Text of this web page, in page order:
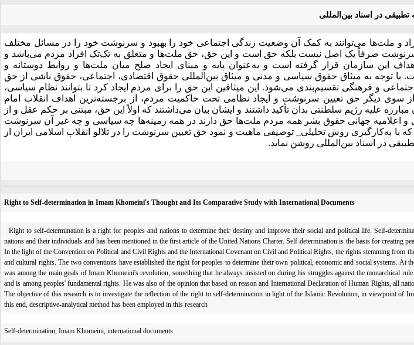
در اسناد بین‌المللی
ملت‌ها می‌توانند به کمک آن وضعیت زندگی اجتماعی خود را بهبود و سرنوشت خود را در مسائل مختلف
سرنوشت صرفاً یک اصل نیست بلکه حق است و این حق، حق ملت‌ها و متعلق به تک‌تک افراد مردم می‌باشد و
این سازمان قرار گرفته است و به‌عنوان پایه و مبنای ایجاد صلح میان ملت‌ها و روابط دوستانه و
با توجه به میثاق حقوق سیاسی و مدنی و میثاق بین‌المللی حقوق اقتصادی، اجتماعی، حقوق ناشی از حق
و فرهنگی تقسیم‌بندی می‌شود. این میثاقین این حق را برای مردم ایجاد کرد تا بتوانند نظام سیاسی،
از سوی دیگر حق تعیین سرنوشت و ایجاد نظامی تحت حاکمیت مردم، از برجسته‌‌ترین اهداف انقلاب امام
علیه رژیم سلطنتی بدان تأکید داشتند و ایشان بیان می‌داشتند که اولاً این حق، مبتنی بر حکم عقل و از
و اعلامیه جهانی حقوق بشر همه مردم ملت‌ها حق دارند در همه زمینه‌ها چه سیاسی و چه غیر آن سرنوشت
با به‌کارگیری روش تحلیلی_ توصیفی ماهیت و نمود حق تعیین سرنوشت را در تلالو انقلاب اسلامی ایران از
در اسناد بین‌المللی روشن نماید.
Right to Self-determination in Imam Khomeini's Thought and Its Comparative Study with International Documents
Right to self-determination is a right for peoples and nations to determine their destiny and improve their social and political life. Self-
nations and their individuals and has been mentioned in the first article of the United Nations Charter. Self-determination is the basis for creating
In the light of the Convention on Political and Civil Rights and the International Covenant on Civil and Political Rights, the rights stemming from
and cultural rights. The two conventions have established the right for peoples to determine their own political, economic and social systems. At
was among the main goals of Imam Khomeini's revolution, something that he always insisted on during his struggles against the monarchical
and is among peoples' fundamental rights. He was also of the opinion that based on reason and International Declaration of Human Rights, all
The objective of this research is to investigate the reflection of the right to self-determination in light of the Islamic Revolution, in viewpoint of
this end, descriptive-analytical method has been employed in this research
Self-determination, Imam Khomeini, international documents